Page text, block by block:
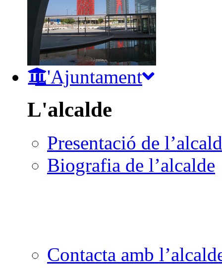
L'Ajuntament
L'alcalde
Presentació de
Biografia de l’alcalde
Contacta amb